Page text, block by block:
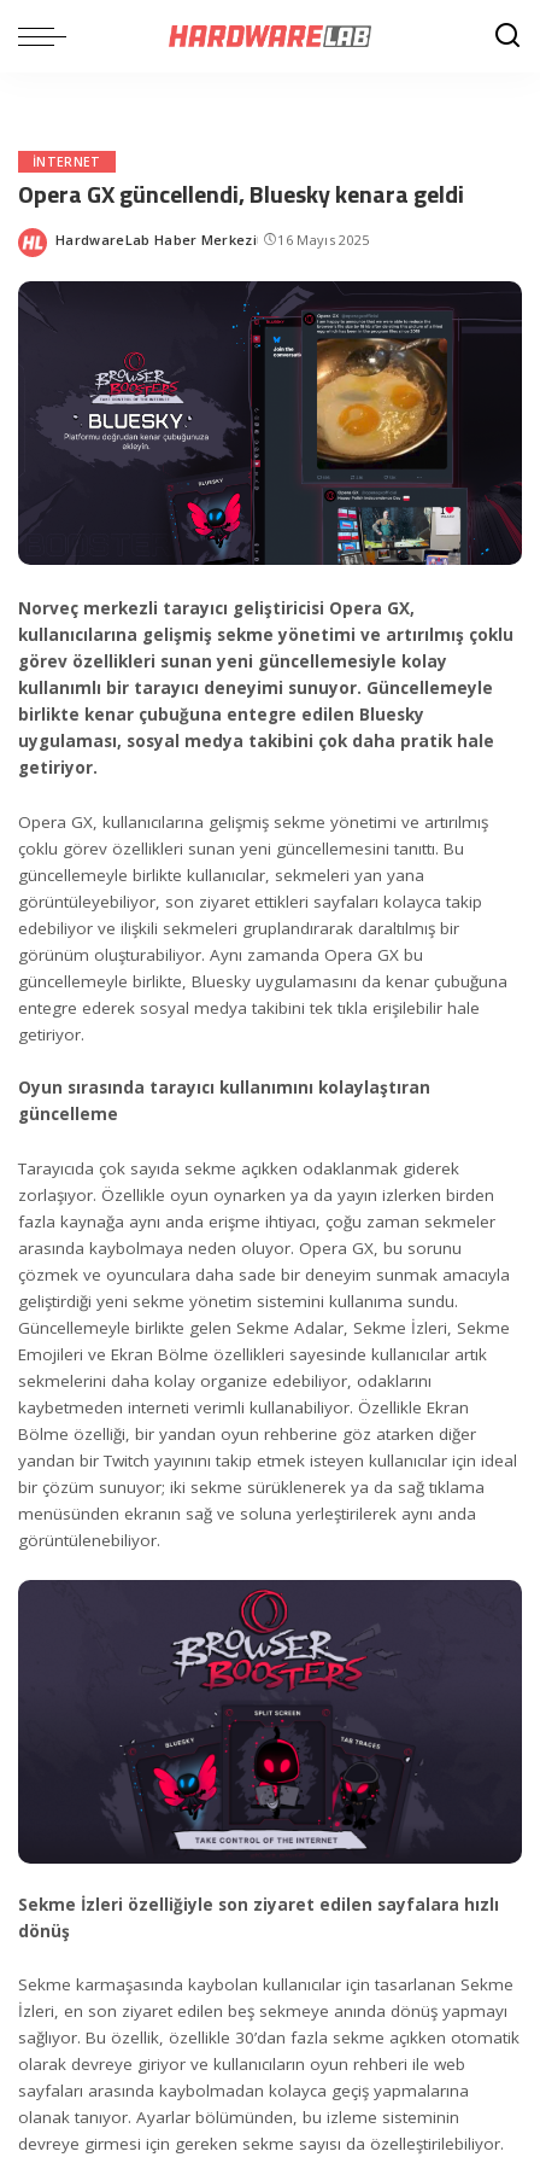
INTERNET
Opera GX güncellendi, Bluesky kenara geldi
Posted
HardwareLab Haber Merkezi 16 Mayıs 2025
Norveç merkezli tarayıcı geliştiricisi Opera GX,
kullanıcılarına gelişmiş sekme yönetimi ve artırılmış çoklu
görev özellikleri sunan yeni güncellemesiyle kolay
kullanımlı bir tarayıcı deneyimi sunuyor. Güncellemeyle
birlikte kenar çubuğuna entegre edilen Bluesky
uygulaması, sosyal medya takibini çok daha pratik hale
getiriyor.
Opera GX, kullanıcılarına gelişmiş sekme yönetimi ve artırılmış
çoklu görev özellikleri sunan yeni güncellemesini tanıttı. Bu
güncellemeyle birlikte kullanıcılar, sekmeleri yan yana
görüntüleyebiliyor, son ziyaret ettikleri sayfaları kolayca takip
edebiliyor ve ilişkili sekmeleri gruplandırarak daraltılmış bir
görünüm oluşturabiliyor. Aynı zamanda Opera GX bu
güncellemeyle birlikte, Bluesky uygulamasını da kenar çubuğuna
entegre ederek sosyal medya takibini tek tıkla erişilebilir hale
getiriyor.
Oyun sırasında tarayıcı kullanımını kolaylaştıran
güncelleme
Tarayıcıda çok sayıda sekme açıkken odaklanmak giderek
zorlaşıyor. Özellikle oyun oynarken ya da yayın izlerken birden
fazla kaynağa aynı anda erişme ihtiyacı, çoğu zaman sekmeler
arasında kaybolmaya neden oluyor. Opera GX, bu sorunu
çözmek ve oyunculara daha sade bir deneyim sunmak amacıyla
geliştirdiği yeni sekme yönetim sistemini kullanıma sundu.
Güncellemeyle birlikte gelen Sekme Adalar, Sekme İzleri, Sekme
Emojileri ve Ekran Bölme özellikleri sayesinde kullanıcılar artık
sekmelerini daha kolay organize edebiliyor, odaklarını
kaybetmeden interneti verimli kullanabiliyor. Özellikle Ekran
Bölme özelliği, bir yandan oyun rehberine göz atarken diğer
yandan bir Twitch yayınını takip etmek isteyen kullanıcılar için ideal
bir çözüm sunuyor; iki sekme sürüklenerek ya da sağ tıklama
menüsünden ekranın sağ ve soluna yerleştirilerek aynı anda
görüntülenebiliyor.
Sekme İzleri özelliğiyle son ziyaret edilen sayfalara hızlı
dönüş
Sekme karmaşasında kaybolan kullanıcılar için tasarlanan Sekme
İzleri, en son ziyaret edilen beş sekmeye anında dönüş yapmayı
sağlıyor. Bu özellik, özellikle 30’dan fazla sekme açıkken otomatik
olarak devreye giriyor ve kullanıcıların oyun rehberi ile web
sayfaları arasında kaybolmadan kolayca geçiş yapmalarına
olanak tanıyor. Ayarlar bölümünden, bu izleme sisteminin
devreye girmesi için gereken sekme sayısı da özelleştirilebiliyor.